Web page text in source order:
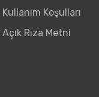
Kullanım Koşulları
Açık Rıza Metni